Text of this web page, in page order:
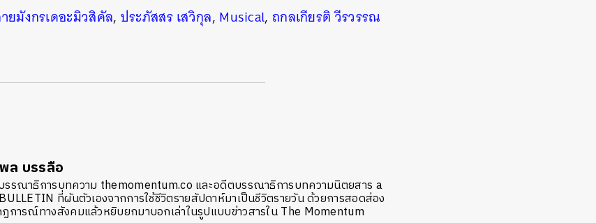
ยมังกรเดอะมิวสิคัล, ประภัสสร เสวิกุล, Musical, ถกลเกียรติ วีรวรรณ
ล บรรลือ
รณาธิการบทความ themomentum.co และอดีตบรรณาธิการบทความนิตยสาร a
ที่ผันตัวเองจากการใช้ชีวิตรายสัปดาห์มาเป็นชีวิตรายวัน ด้วยการสอดส่อง
การณ์ทางสังคมแล้วหยิบยกมาบอกเล่าในรูปแบบข่าวสารใน The Momentum